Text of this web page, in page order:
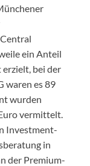
ein Anteil
bei der
waren es 89
wurden
vermittelt.
Investment-
in
der Premium-